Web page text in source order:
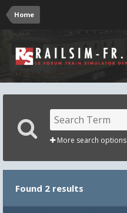
Home
More search options
Found 2 results